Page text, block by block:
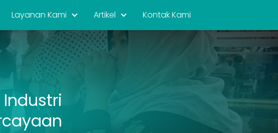
Layanan Kami Artikel Kontak Kami